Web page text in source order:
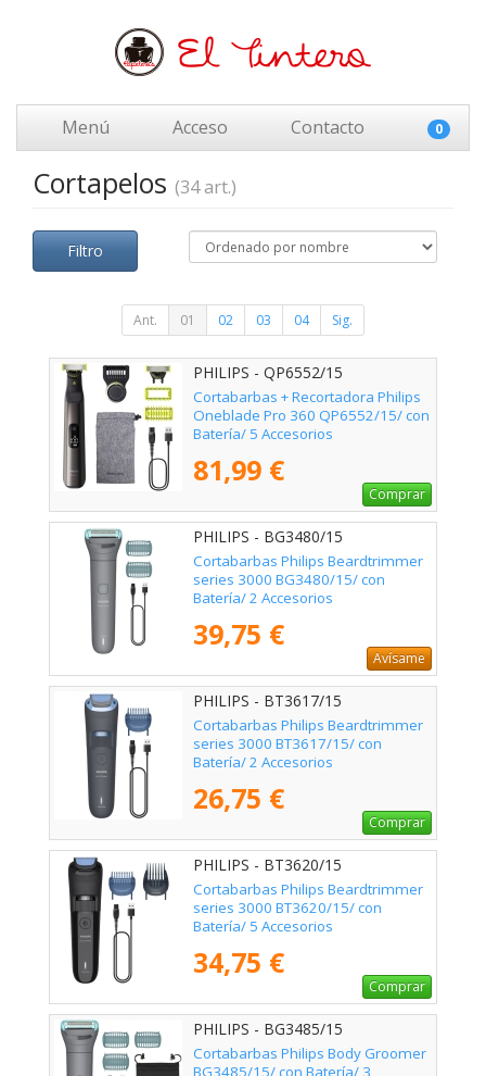
Menú Acceso Contacto 0
Cortapelos (34 art.)
Filtro
Ant. 01 02 03 04 Sig.
PHILIPS - QP6552/15
Cortabarbas + Recortadora Philips
Oneblade Pro 360 QP6552/15/ con
Batería/ 5 Accesorios
81,99 €
Comprar
PHILIPS - BG3480/15
Cortabarbas Philips Beardtrimmer
series 3000 BG3480/15/ con
Batería/ 2 Accesorios
39,75 €
Avísame
PHILIPS - BT3617/15
Cortabarbas Philips Beardtrimmer
series 3000 BT3617/15/ con
Batería/ 2 Accesorios
26,75 €
Comprar
PHILIPS - BT3620/15
Cortabarbas Philips Beardtrimmer
series 3000 BT3620/15/ con
Batería/ 5 Accesorios
34,75 €
Comprar
PHILIPS - BG3485/15
Cortabarbas Philips Body Groomer
BG3485/15/ con Batería/ 3